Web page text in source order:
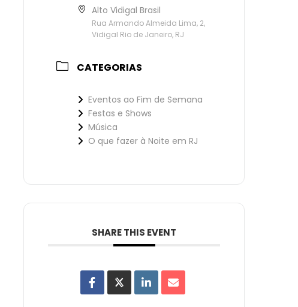
Alto Vidigal Brasil
Rua Armando Almeida Lima, 2,
Vidigal Rio de Janeiro, RJ
CATEGORIAS
Eventos ao Fim de Semana
Festas e Shows
Música
O que fazer à Noite em RJ
SHARE THIS EVENT